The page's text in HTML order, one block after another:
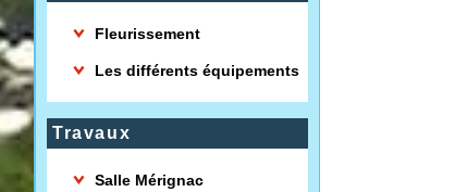
Fleurissement
Les différents équipements
Travaux
Salle Mérignac